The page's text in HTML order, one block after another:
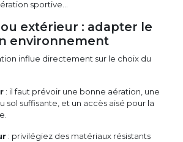
sportive…
extérieur : adapter le
environnement
influe directement sur le choix du
: il faut prévoir une bonne aération, une
sol suffisante, et un accès aisé pour la
: privilégiez des matériaux résistants